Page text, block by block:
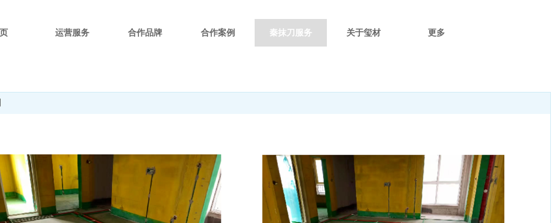
运营服务 合作品牌 合作案例 秦抹刀服务 关于玺材 更多